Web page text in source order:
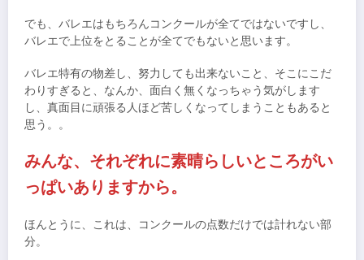
でも、バレエはもちろんコンクールが全てではないですし、
バレエで上位をとることが全てでもないと思います。
バレエ特有の物差し、努力しても出来ないこと、そこにこだ
わりすぎると、なんか、面白く無くなっちゃう気がします
し、真面目に頑張る人ほど苦しくなってしまうこともあると
思う。。
みんな、それぞれに素晴らしいところがい
っぱいありますから。
ほんとうに、これは、コンクールの点数だけでは計れない部
分。